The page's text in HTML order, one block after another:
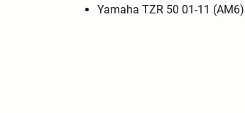
Yamaha TZR 50 01-11 (AM6)